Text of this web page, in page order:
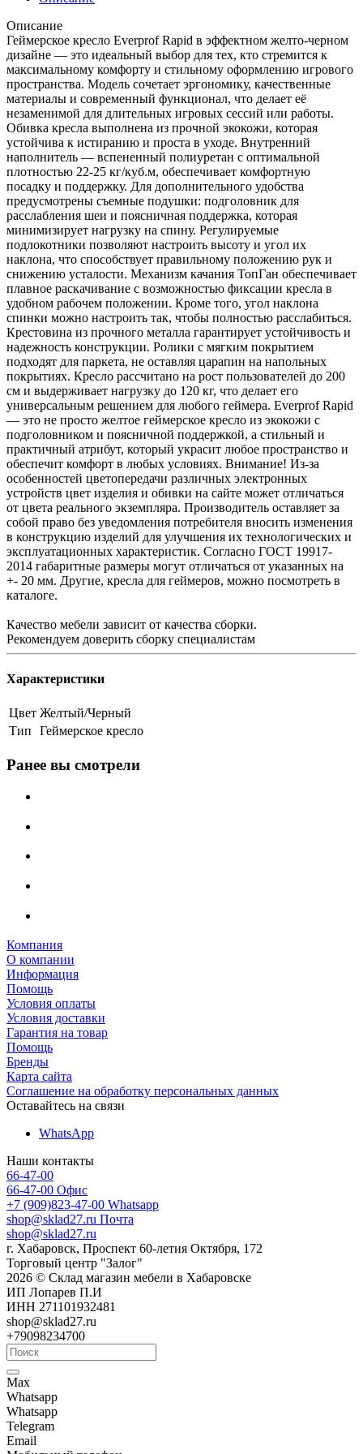
Описание
Геймерское кресло Everprof Rapid в эффектном желто-черном
дизайне — это идеальный выбор для тех, кто стремится к
максимальному комфорту и стильному оформлению игрового
пространства. Модель сочетает эргономику, качественные
материалы и современный функционал, что делает её
незаменимой для длительных игровых сессий или работы.
Обивка кресла выполнена из прочной экокожи, которая
устойчива к истиранию и проста в уходе. Внутренний
наполнитель — вспененный полиуретан с оптимальной
плотностью 22-25 кг/куб.м, обеспечивает комфортную
посадку и поддержку. Для дополнительного удобства
предусмотрены съемные подушки: подголовник для
расслабления шеи и поясничная поддержка, которая
минимизирует нагрузку на спину. Регулируемые
подлокотники позволяют настроить высоту и угол их
наклона, что способствует правильному положению рук и
снижению усталости. Механизм качания ТопГан обеспечивает
плавное раскачивание с возможностью фиксации кресла в
удобном рабочем положении. Кроме того, угол наклона
спинки можно настроить так, чтобы полностью расслабиться.
Крестовина из прочного металла гарантирует устойчивость и
надежность конструкции. Ролики с мягким покрытием
подходят для паркета, не оставляя царапин на напольных
покрытиях. Кресло рассчитано на рост пользователей до 200
см и выдерживает нагрузку до 120 кг, что делает его
универсальным решением для любого геймера. Everprof Rapid
— это не просто желтое геймерское кресло из экокожи с
подголовником и поясничной поддержкой, а стильный и
практичный атрибут, который украсит любое пространство и
обеспечит комфорт в любых условиях. Внимание! Из-за
особенностей цветопередачи различных электронных
устройств цвет изделия и обивки на сайте может отличаться
от цвета реального экземпляра. Производитель оставляет за
собой право без уведомления потребителя вносить изменения
в конструкцию изделий для улучшения их технологических и
эксплуатационных характеристик. Согласно ГОСТ 19917-
2014 габаритные размеры могут отличаться от указанных на
+- 20 мм. Другие, кресла для геймеров, можно посмотреть в
каталоге.
Качество мебели зависит от качества сборки.
Рекомендуем доверить сборку специалистам
Характеристики
Цвет Желтый/Черный
Тип
Геймерское кресло
Ранее вы смотрели
Компания
О компании
Информация
Помощь
Условия оплаты
Условия доставки
Гарантия на товар
Помощь
Бренды
Карта сайта
Соглашение на обработку персональных данных
Оставайтесь на связи
WhatsApp
Наши контакты
66-47-00
66-47-00 Офис
+7 (909)823-47-00 Whatsapp
shop@sklad27.ru Почта
shop@sklad27.ru
г. Хабаровск, Проспект 60-летия Октября, 172
Торговый центр "Залог"
2026 © Склад магазин мебели в Хабаровске
ИП Лопарев П.И
ИНН 271101932481
shop@sklad27.ru
+79098234700
Max
Whatsapp
Whatsapp
Telegram
Email